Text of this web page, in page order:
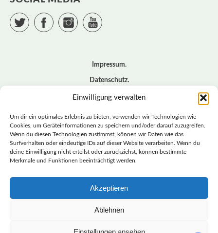
Einwilligung verwalten
Um dir ein optimales Erlebnis zu bieten, verwenden wir Technologien wie
Cookies, um Geräteinformationen zu speichern und/oder darauf zuzugreifen.
Wenn du diesen Technologien zustimmst, können wir Daten wie das
Surfverhalten oder eindeutige IDs auf dieser Website verarbeiten. Wenn du
deine Einwilligung nicht erteilst oder zurückziehst, können bestimmte
Merkmale und Funktionen beeinträchtigt werden.
Akzeptieren
Ablehnen
Twitter Facebook Instagram
Impressum
Datenschutz
Cookie – Richtlinie (EU)
© BASISDEMOKRATISCHE PARTEI DEUTSCHLAND *
LANDESVERBAND SACHSEN
LANDESVERBAND
SACHSEN | DIEBASIS